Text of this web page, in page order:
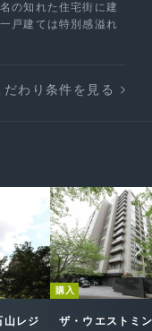
の知れた住宅街に建
戸建ては特別感溢れ
だわり条件を見る
山レジ
購入
ザ・ウエストミ